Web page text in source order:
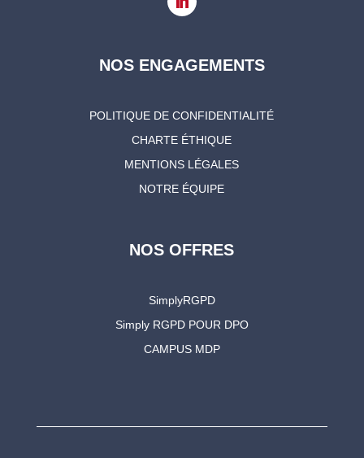
NOS ENGAGEMENTS
POLITIQUE DE CONFIDENTIALITÉ
CHARTE ÉTHIQUE
MENTIONS LÉGALES
NOTRE ÉQUIPE
NOS OFFRES
SimplyRGPD
Simply RGPD POUR DPO
CAMPUS MDP